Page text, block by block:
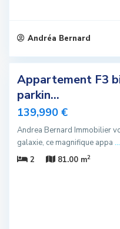
Andréa Bernard
Appartement F3
parkin...
139,990 €
Andrea Bernard Immobilier
galaxie, ce magnifique appa ...
2
81.00 m2